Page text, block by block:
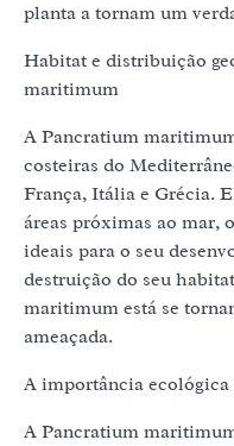
planta a tornam um
Habitat e distribuição
maritimum
A Pancratium
costeiras do
França, Itália e Grécia.
áreas próximas ao mar,
ideais para o seu
destruição do seu
maritimum está se
ameaçada.
A importância
A Pancratium